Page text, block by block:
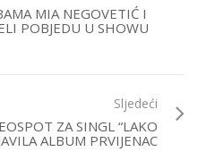
MIA NEGOVETIĆ I
POBJEDU U SHOWU
Sljedeći
ZA SINGL “LAKO
ALBUM PRVIJENAC